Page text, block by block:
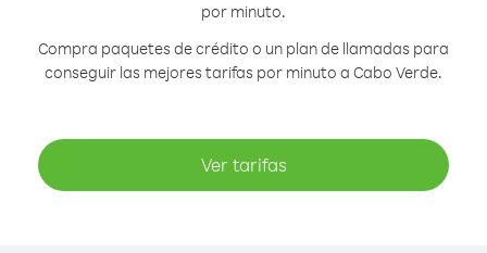
por minuto.
Compra paquetes de crédito o un plan de llamadas para
conseguir las mejores tarifas por minuto a Cabo Verde.
Ver tarifas